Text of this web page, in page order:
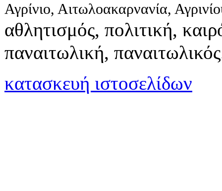
Αγρίνιο, Αιτωλοακαρνανία,
αθλητισμός, πολιτική,
παναιτωλική,
κατασκευή ιστοσελίδων